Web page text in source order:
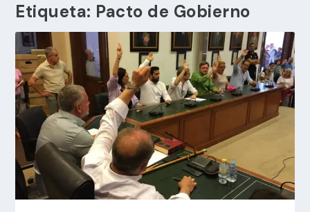
Etiqueta: Pacto de Gobierno